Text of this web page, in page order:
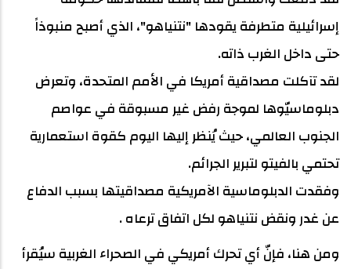
إسرائيلية متطرفة يقودها "نتنياهو"، الذي أصبح منبوذاً
حتى داخل الغرب ذاته.
لقد تآكلت مصداقية أمريكا في الأمم المتحدة، وتعرض
دبلوماسيّوها لموجة رفض غير مسبوقة في عواصم
الجنوب العالمي، حيث يُنظر إليها اليوم كقوة استعمارية
تحتمي بالفيتو لتبرير الجرائم.
وفقدت الدبلوماسية الآمريكية مصداقيتها بسبب الدفاع
عن غدر ونقض نتنياهو لكل اتفاق ترعاه .
ومن هنا، فإنّ أي تحرك أمريكي في الصحراء الغربية سيُقرأ